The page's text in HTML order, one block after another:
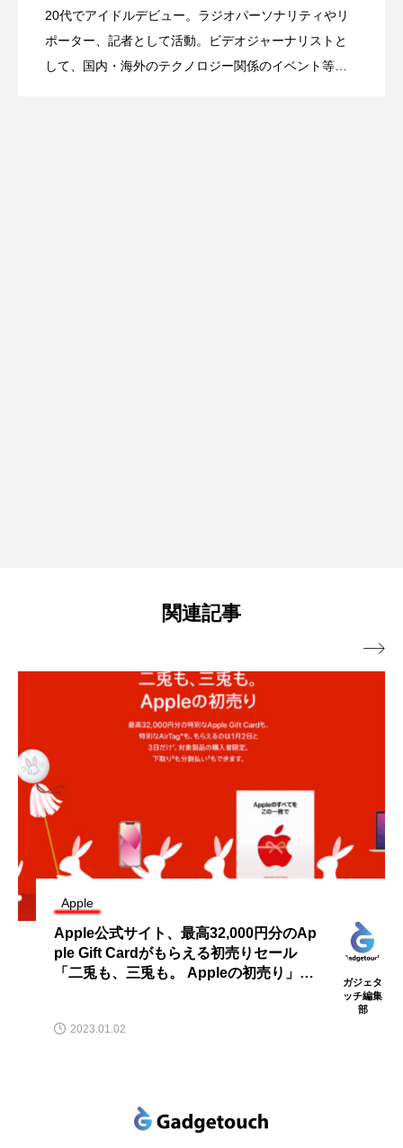
20代でアイドルデビュー。ラジオパーソナリティやリ
ポーター、記者として活動。ビデオジャーナリストと
して、国内・海外のテクノロジー関係のイベント等を
#WWDC26
ス＋ドッグが超可愛い！wokyis G7 / M5
2026.03.17 日本発・世界最小スマートウォッチ
関連記事
新製品Apple Watch Ultraを装着してみ
た！松村太郎のフォトリポート
